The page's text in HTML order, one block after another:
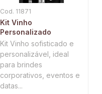
Cod. 11871
Kit Vinho
Personalizado
Kit Vinho sofisticado e
personalizável, ideal
para brindes
corporativos, eventos e
datas...